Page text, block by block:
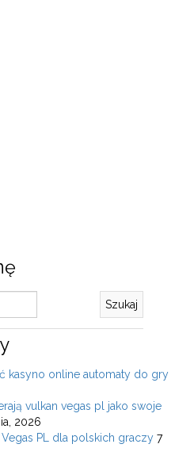
kasyno online automaty do gry
vulkan vegas pl jako swoje
2026
PL dla polskich graczy 7